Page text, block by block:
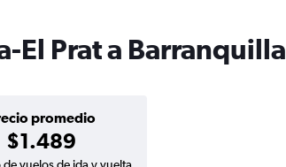
El Prat a Barranquilla
promedio
$1.489